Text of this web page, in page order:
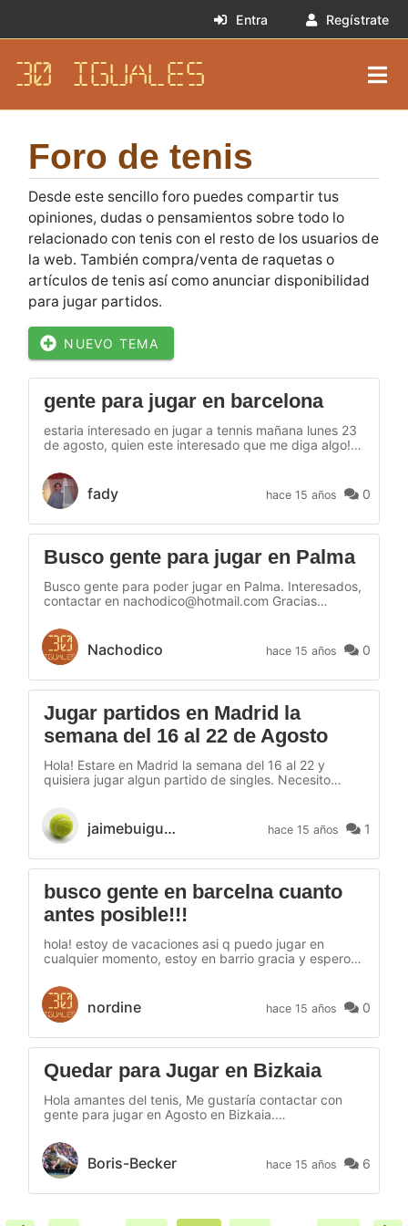
Entra Regístrate
30 IGUALES
Foro de tenis
Desde este sencillo foro puedes compartir tus
opiniones, dudas o pensamientos sobre todo lo
relacionado con tenis con el resto de los usuarios de
la web. También compra/venta de raquetas o
artículos de tenis así como anunciar disponibilidad
para jugar partidos.
NUEVO TEMA
gente para jugar en barcelona
estaria interesado en jugar a tennis mañana lunes 23
de agosto, quien este interesado que me diga algo!
acordar donde jugar ya me diran, avisenme! level
normal. fady hace 15 años 0
Busco gente para jugar en Palma
Busco gente para poder jugar en Palma. Interesados,
contactar en nachodico@hotmail.com Gracias
Nachodico hace 15 años 0
Jugar partidos en Madrid la
semana del 16 al 22 de Agosto
Hola! Estare en Madrid la semana del 16 al 22 y
quisiera jugar algun partido de singles. Necesito
Septiembre. Mi nivel de juego es 3.5. Mi
disponibilidad es total. Gracias Jaime
jaimebuigues hace 15 años 1
busco gente en barcelna cuanto
antes posible!!!
hola! estoy de vacaciones asi q puedo jugar en
cualquier momento, estoy en barrio gracia y espero
pistas..) pero no me importa ir a otra parte ya q tengo
bici. ponerse en contacto cuanto antes posible!
nschweitzer@hotmail.com movil : 0044 77 86 17 56
nordine hace 15 años 0
Quedar para Jugar en Bizkaia
Hola amantes del tenis, Me gustaría contactar con
gente para jugar en Agosto en Bizkaia.
donde sea para jugar un rato. Tengo nivel medio y
juego habitualmente desde hace muchos años. Por
favor contactar conmigo y vemos cuando cerrar
Boris-Becker hace 15 años 6